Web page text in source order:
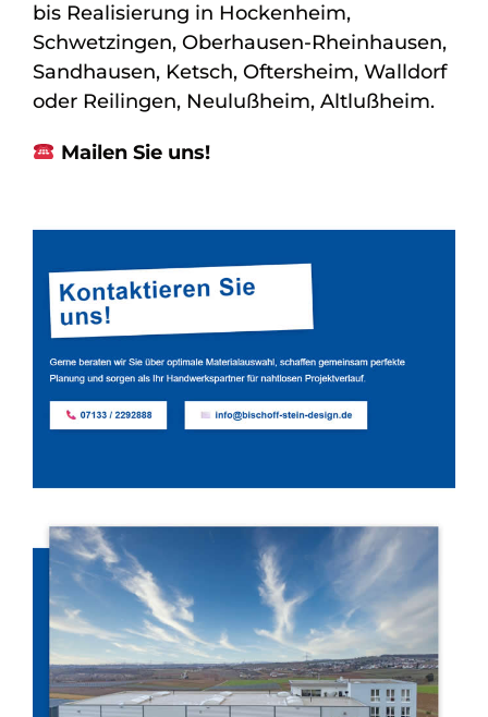
bis Realisierung in Hockenheim,
Schwetzingen, Oberhausen-Rheinhausen,
Sandhausen, Ketsch, Oftersheim, Walldorf
oder Reilingen, Neulußheim, Altlußheim.
Mailen Sie uns!